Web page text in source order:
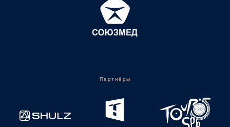
Партнёры